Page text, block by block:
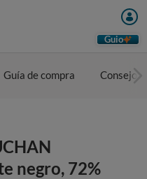
Guio
Guía de compra Consejos
negro, 72%